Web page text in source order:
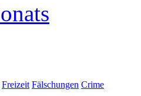
Freizeit Fälschungen Crime